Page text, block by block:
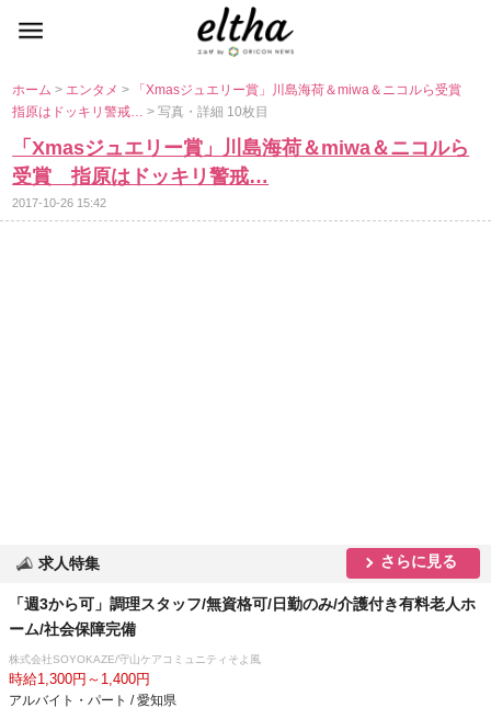
ホーム> エンタメ>
「Xmasジュエリー賞」川島海荷＆miwa＆ニコルら受賞
指原はドッキリ警戒…> 写真・詳細 10枚目
「Xmasジュエリー賞」川島海荷＆miwa＆ニコルら
受賞 指原はドッキリ警戒…
2017-10-26 15:42
求人特集 さらに見る
「週3から可」調理スタッフ/無資格可/日勤のみ/介護付き有料老人ホ
ーム/社会保障完備
株式会社SOYOKAZE/守山ケアコミュニティそよ風
時給1,300円～1,400円
アルバイト・パート / 愛知県